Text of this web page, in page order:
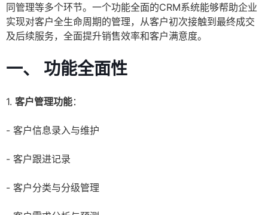
同管理等多个环节。一个功能全面的CRM系统能够帮助企业
实现对客户全生命周期的管理，从客户初次接触到最终成交
及后续服务，全面提升销售效率和客户满意度。
一、 功能全面性
1. 客户管理功能：
- 客户信息录入与维护
- 客户跟进记录
- 客户分类与分级管理